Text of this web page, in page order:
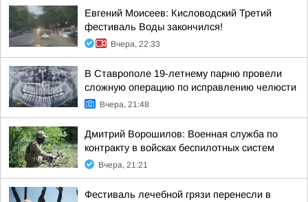
Евгений Моисеев: Кисловодский Третий
фестиваль Воды закончился!
Вчера, 22:33
В Ставрополе 19-летнему парню провели
сложную операцию по исправлению челюсти
Вчера, 21:48
Дмитрий Ворошилов: Военная служба по
контракту в войсках беспилотных систем
Вчера, 21:21
Фестиваль лечебной грязи перенесли в